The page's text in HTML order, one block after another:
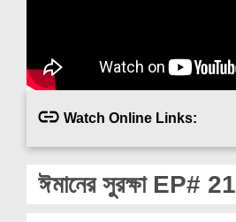
Blog
MagazineWatch Online Links:
ঈমানের সুরক্ষা EP# 21